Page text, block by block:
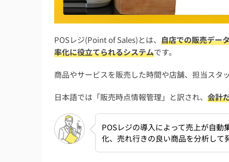
4. キャッシュレス決済の種類が豊富か
5. 補助金に対応しているか
6. 運営のサポート体制で選ぶ
初期費用・ランニングコストの総額を把握し
補助金には条件や期間があり全員利用できる
POSレジを導入する際の流れ・手順
POSレジ(Point of Sales)とは、 自店での販売デー
率化に役立てられるシステムです。
商品やサービスを販売した時間や店舗、担当スタ
日本語では「販売時点情報管理」と訳され、 会計
POSレジの導入によって売上が自
化、売れ行きの良い商品を分析して